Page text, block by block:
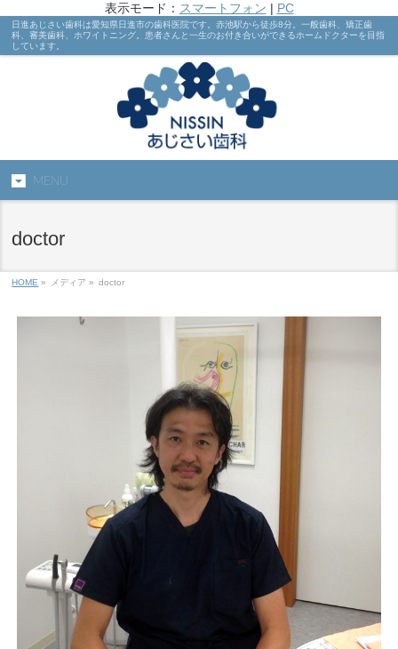
表示モード： スマートフォン | PC
日進あじさい歯科は愛知県日進市の歯科医院です。赤池駅から徒歩8分。一般歯科、矯正歯
科、審美歯科、ホワイトニング。患者さんと一生のお付き合いができるホームドクターを目指
しています。
MENU
doctor
HOME » メディア » doctor